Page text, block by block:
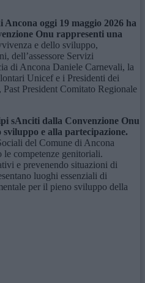
Ancona oggi 19 maggio 2026 ha
Onu rappresenti una
e dello sviluppo,
dell’assessore Servizi
di Ancona Daniele Carnevali, la
Unicef e i Presidenti dei
President Comitato Regionale
sAnciti dalla Convenzione Onu
e alla partecipazione.
del Comune di Ancona
competenze genitoriali.
e prevenendo situazioni di
luoghi essenziali di
per il pieno sviluppo della